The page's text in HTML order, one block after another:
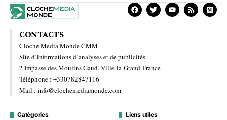
CONTACTS
Cloche Media Monde CMM
Site d’informations d’analyses et de publicités
2 Impasse des Moulins Gaud, Ville-la-Grand France
Téléphone : +330782847116
Mail : info@clochemediamonde.com
Catégories Liens utiles